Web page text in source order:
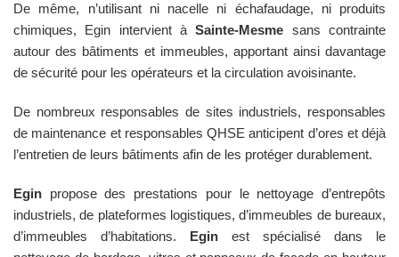
De même, n’utilisant ni nacelle ni échafaudage, ni produits
chimiques, Egin intervient àSainte-Mesme sans contrainte
autour des bâtiments et immeubles, apportant ainsi davantage
de sécurité pour les opérateurs et la circulation avoisinante.
De nombreux responsables de sites industriels, responsables
de maintenance et responsables QHSE anticipent d’ores et déjà
l’entretien de leurs bâtiments afin de les protéger durablement.
Egin propose des prestations pour le nettoyage d’entrepôts
industriels, de plateformes logistiques, d’immeubles de bureaux,
d’immeubles d’habitations. Egin est spécialisé dans le